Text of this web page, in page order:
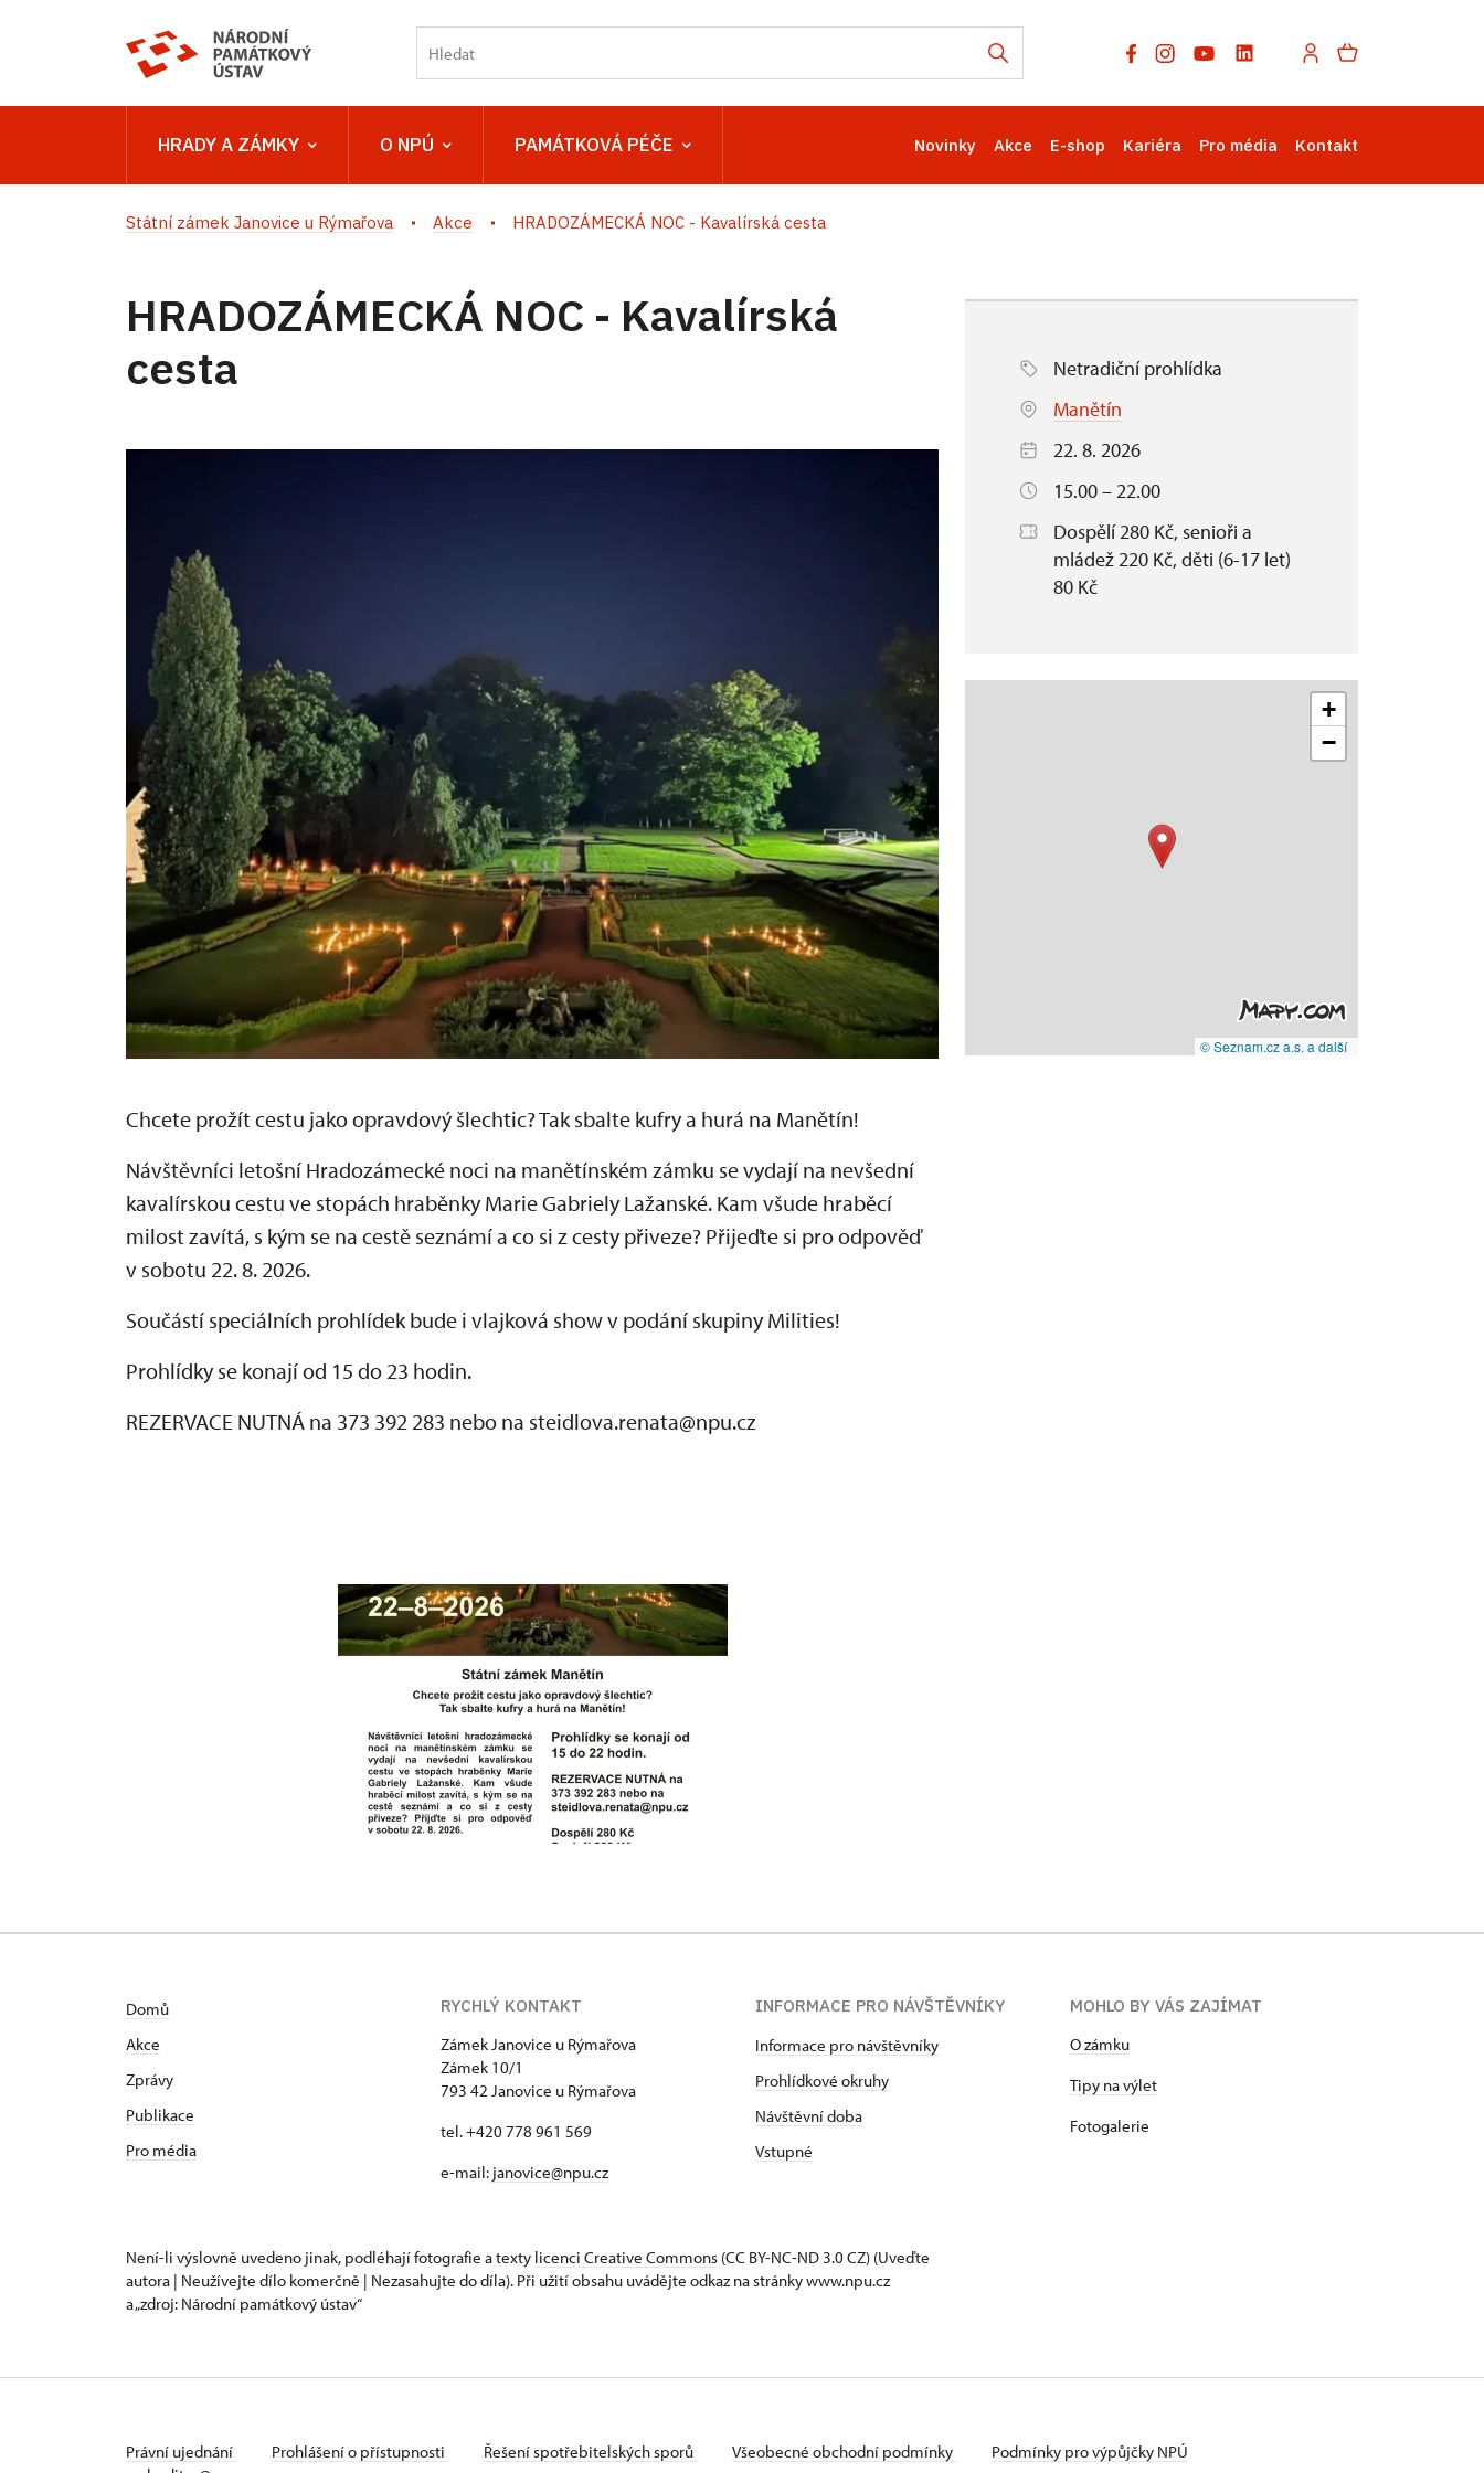
HRADY A ZÁMKY O NPÚ PAMÁTKOVÁ PÉČE Novinky Akce E-shop Kariéra Pro média Kontakt
Státní zámek Janovice u Rýmařova Akce HRADOZÁMECKÁ NOC - Kavalírská cesta
HRADOZÁMECKÁ NOC - Kavalírská
cesta
Chcete prožít cestu jako opravdový šlechtic? Tak sbalte kufry a hurá na Manětín!
Návštěvníci letošní Hradozámecké noci na manětínském zámku se vydají na nevšední
kavalírskou cestu ve stopách hraběnky Marie Gabriely Lažanské. Kam všude hraběcí
milost zavítá, s kým se na cestě seznámí a co si z cesty přiveze? Přijeďte si pro odpověď
v sobotu 22. 8. 2026.
Součástí speciálních prohlídek bude i vlajková show v podání skupiny Milities!
Prohlídky se konají od 15 do 23 hodin.
REZERVACE NUTNÁ na 373 392 283 nebo na steidlova.renata@npu.cz
Netradiční prohlídka
Manětín
22. 8. 2026
15.00 – 22.00
Dospělí 280 Kč, senioři a
mládež 220 Kč, děti (6-17 let)
80 Kč
+
−
© Seznam.cz a.s. a další
Domů
Akce
Zprávy
Publikace
Pro média
RYCHLÝ KONTAKT
Zámek Janovice u Rýmařova
Zámek 10/1
793 42 Janovice u Rýmařova
tel. +420 778 961 569
e-mail: janovice@npu.cz
INFORMACE PRO NÁVŠTĚVNÍKY
Informace pro návštěvníky
Prohlídkové okruhy
Návštěvní doba
Vstupné
MOHLO BY VÁS ZAJÍMAT
O zámku
Tipy na výlet
Fotogalerie
Není-li výslovně uvedeno jinak, podléhají fotografie a texty licenci Creative Commons (CC BY-NC-ND 3.0 CZ) (Uveďte
autora | Neužívejte dílo komerčně | Nezasahujte do díla). Při užití obsahu uvádějte odkaz na stránky www.npu.cz
a „zdroj: Národní památkový ústav“
Právní ujednání Prohlášení o přístupnosti Řešení spotřebitelských sporů Všeobecné obchodní podmínky
Podmínky pro výpůjčky NPÚ